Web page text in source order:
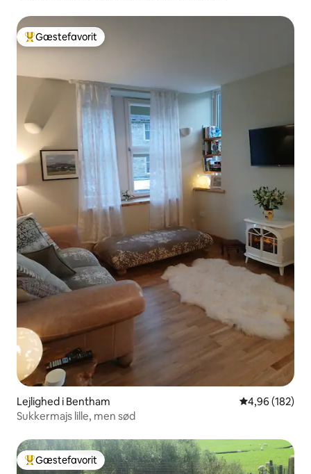
Bedste gæstefavorit
Gæstefavorit
Lejlighed i Bentham 4,96 ud af 5 i
4,96 (182)
Sukkermajs lille, men sød
Bedste gæstefavorit
Gæstefavorit